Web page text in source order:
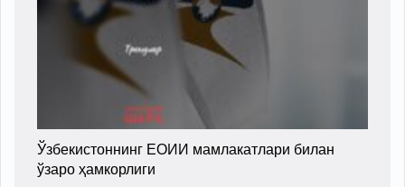
Ўзбекистоннинг ЕОИИ мамлакатлари билан
ўзаро ҳамкорлиги